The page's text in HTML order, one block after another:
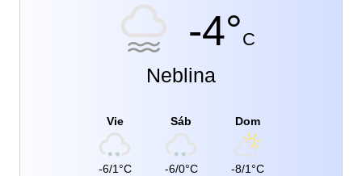
-4°C
Neblina
Vie
-6/1°C
Sáb
-6/0°C
Dom
-8/1°C